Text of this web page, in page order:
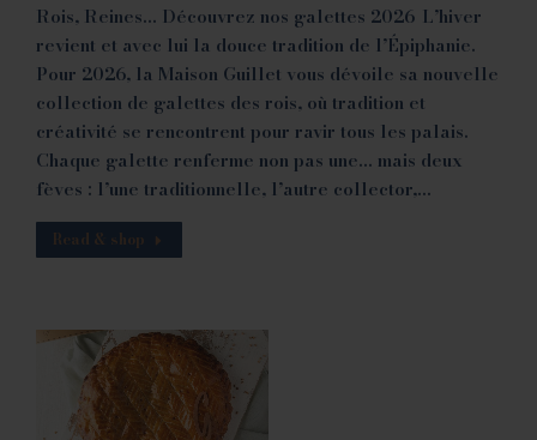
Rois, Reines… Découvrez nos galettes 2026 L’hiver
revient et avec lui la douce tradition de l’Épiphanie.
Pour 2026, la Maison Guillet vous dévoile sa nouvelle
collection de galettes des rois, où tradition et
créativité se rencontrent pour ravir tous les palais.
Chaque galette renferme non pas une… mais deux
fèves : l’une traditionnelle, l’autre collector,…
Read & shop